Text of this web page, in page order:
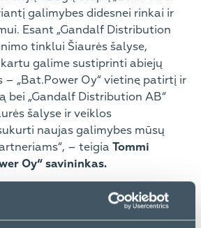
galimybes didesnei rinkai ir
Esant „Gandalf Distribution
tinklui Šiaurės šalyse,
galime sustiprinti abiejų
– „Bat.Power Oy“ vietinę patirtį ir
bei „Gandalf Distribution AB“
šalyse ir veiklos
naujas galimybes mūsų
– teigia Tommi
Oy“ savininkas.
ir platinimo kanalų kūrimas